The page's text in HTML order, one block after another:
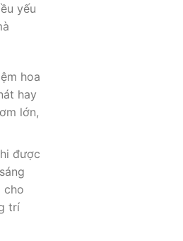
yếu
hoa
hay
lớn,
được
cho
trí